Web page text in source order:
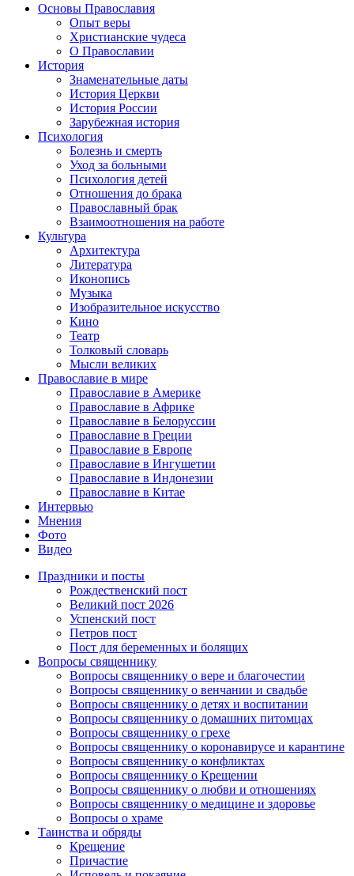
Основы Православия
Опыт веры
Христианские чудеса
О Православии
История
Знаменательные даты
История Церкви
История России
Зарубежная история
Психология
Болезнь и смерть
Уход за больными
Психология детей
Отношения до брака
Православный брак
Взаимоотношения на работе
Культура
Архитектура
Литература
Иконопись
Музыка
Изобразительное искусство
Кино
Театр
Толковый словарь
Мысли великих
Православие в мире
Православие в Америке
Православие в Африке
Православие в Белоруссии
Православие в Греции
Православие в Европе
Православие в Ингушетии
Православие в Индонезии
Православие в Китае
Интервью
Мнения
Фото
Видео
Праздники и посты
Рождественский пост
Великий пост 2026
Успенский пост
Петров пост
Пост для беременных и болящих
Вопросы священнику
Вопросы священнику о вере и благочестии
Вопросы священнику о венчании и свадьбе
Вопросы священнику о детях и воспитании
Вопросы священнику о домашних питомцах
Вопросы священнику о грехе
Вопросы священнику о коронавирусе и карантине
Вопросы священнику о конфликтах
Вопросы священнику о Крещении
Вопросы священнику о любви и отношениях
Вопросы священнику о медицине и здоровье
Вопросы о храме
Таинства и обряды
Крещение
Причастие